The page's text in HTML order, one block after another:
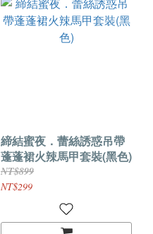
締結蜜夜．蕾絲誘惑吊帶
蓬蓬裙火辣馬甲套裝(黑色)
NT$899
NT$299